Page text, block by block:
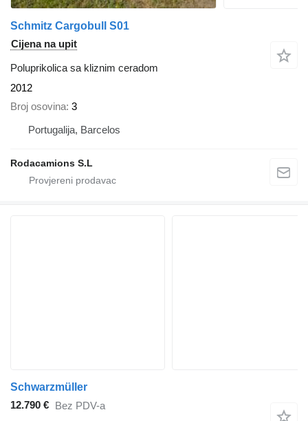
Schmitz Cargobull S01
Cijena na upit
Poluprikolica sa kliznim ceradom
2012
Broj osovina 3
Portugalija, Barcelos
Rodacamions S.L
Schwarzmüller
12.790 € Bez PDV-a